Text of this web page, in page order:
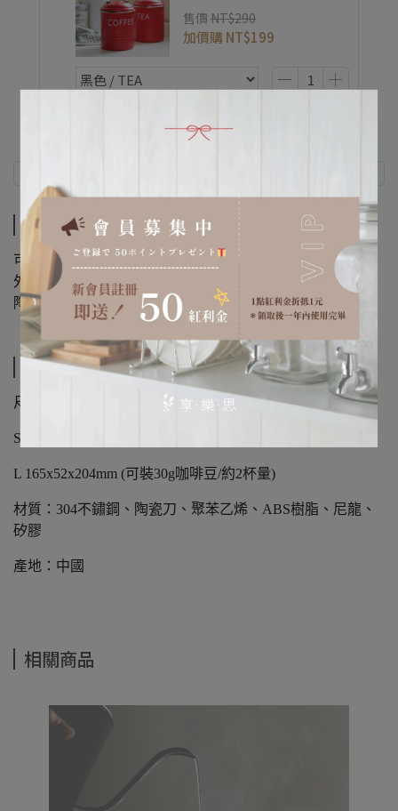
售價 NT$290
加價購 NT$199
商品介紹
可拆式手搖磨豆機，把手可收納，
外出攜帶更方便，適合露營使用，
陶瓷刀可將咖啡豆研磨得更細更均勻。
規格說明
尺寸：
S 165x52x152mm (可裝15g咖啡豆/約1杯量)
L 165x52x204mm (可裝30g咖啡豆/約2杯量)
材質：304不鏽鋼、陶瓷刀、聚苯乙烯、ABS樹脂、尼龍、
矽膠
產地：中國
相關商品